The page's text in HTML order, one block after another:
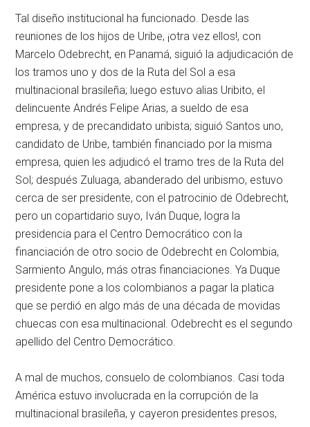
Tal diseño institucional ha funcionado. Desde las
reuniones de los hijos de Uribe, ¡otra vez ellos!, con
Marcelo Odebrecht, en Panamá, siguió la adjudicación de
los tramos uno y dos de la Ruta del Sol a esa
multinacional brasileña; luego estuvo alias Uribito, el
delincuente Andrés Felipe Arias, a sueldo de esa
empresa, y de precandidato uribista; siguió Santos uno,
candidato de Uribe, también financiado por la misma
empresa, quien les adjudicó el tramo tres de la Ruta del
Sol; después Zuluaga, abanderado del uribismo, estuvo
cerca de ser presidente, con el patrocinio de Odebrecht,
pero un copartidario suyo, Iván Duque, logra la
presidencia para el Centro Democrático con la
financiación de otro socio de Odebrecht en Colombia,
Sarmiento Angulo, más otras financiaciones. Ya Duque
presidente pone a los colombianos a pagar la platica
que se perdió en algo más de una década de movidas
chuecas con esa multinacional. Odebrecht es el segundo
apellido del Centro Democrático.
A mal de muchos, consuelo de colombianos. Casi toda
América estuvo involucrada en la corrupción de la
multinacional brasileña, y cayeron presidentes presos,